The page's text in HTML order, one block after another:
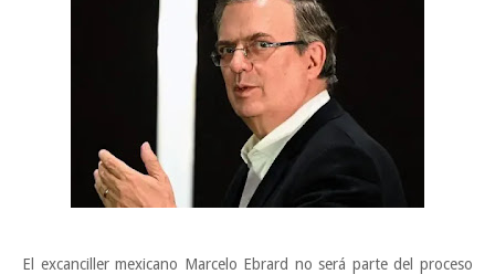
El excanciller mexicano Marcelo Ebrard no será parte del proceso